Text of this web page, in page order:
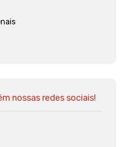
nossas redes sociais!